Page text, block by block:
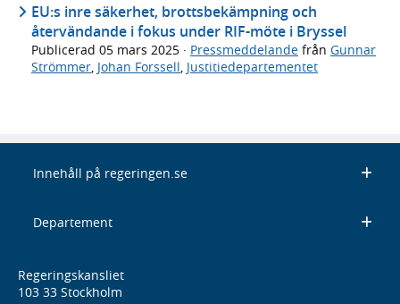
EU:s inre säkerhet, brottsbekämpning och
återvändande i fokus under RIF-möte i Bryssel
Publicerad 05 mars 2025 · Pressmeddelande från Gunnar
Strömmer Johan Forssell Justitiedepartementet
Innehåll på regeringen.se
Departement
Regeringskansliet
103 33 Stockholm